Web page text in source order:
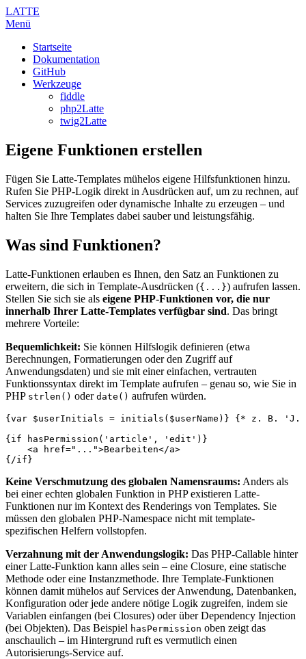
LATTE
Menü
Startseite
Dokumentation
GitHub
Werkzeuge
fiddle
php2Latte
twig2Latte
Eigene Funktionen erstellen
Fügen Sie Latte-Templates mühelos eigene Hilfsfunktionen hinzu.
Rufen Sie PHP-Logik direkt in Ausdrücken auf, um zu rechnen, auf
Services zuzugreifen oder dynamische Inhalte zu erzeugen – und
halten Sie Ihre Templates dabei sauber und leistungsfähig.
Was sind Funktionen?
Latte-Funktionen erlauben es Ihnen, den Satz an Funktionen zu
erweitern, die sich in Template-Ausdrücken ({...}) aufrufen lassen.
Stellen Sie sich sie als eigene PHP-Funktionen vor, die nur
innerhalb Ihrer Latte-Templates verfügbar sind. Das bringt
mehrere Vorteile:
Bequemlichkeit: Sie können Hilfslogik definieren (etwa
Berechnungen, Formatierungen oder den Zugriff auf
Anwendungsdaten) und sie mit einer einfachen, vertrauten
Funktionssyntax direkt im Template aufrufen – genau so, wie Sie in
PHP strlen() oder date() aufrufen würden.
{var $userInitials = initials($userName)} {* z. B.
{if hasPermission('article', 'edit')}
    <a href="...">Bearbeiten</a>
Keine Verschmutzung des globalen Namensraums: Anders als
bei einer echten globalen Funktion in PHP existieren Latte-
Funktionen nur im Kontext des Renderings von Templates. Sie
müssen den globalen PHP-Namespace nicht mit template-
spezifischen Helfern vollstopfen.
Verzahnung mit der Anwendungslogik: Das PHP-Callable hinter
einer Latte-Funktion kann alles sein – eine Closure, eine statische
Methode oder eine Instanzmethode. Ihre Template-Funktionen
können damit mühelos auf Services der Anwendung, Datenbanken,
Konfiguration oder jede andere nötige Logik zugreifen, indem sie
Variablen einfangen (bei Closures) oder über Dependency Injection
(bei Objekten). Das Beispiel hasPermission oben zeigt das
anschaulich – im Hintergrund ruft es vermutlich einen
Autorisierungs-Service auf.